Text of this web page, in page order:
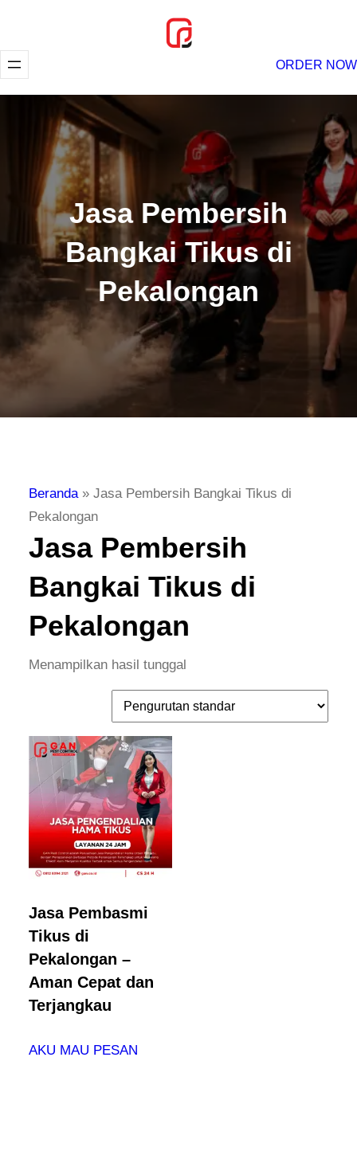
konten
ORDER NOW
Jasa Pembersih
Bangkai Tikus di
Pekalongan
Beranda» Jasa Pembersih Bangkai Tikus di
Pekalongan
Jasa Pembersih
Bangkai Tikus di
Pekalongan
Menampilkan hasil tunggal
Jasa Pembasmi
Tikus di
Pekalongan –
Aman Cepat dan
Terjangkau
AKU MAU PESAN